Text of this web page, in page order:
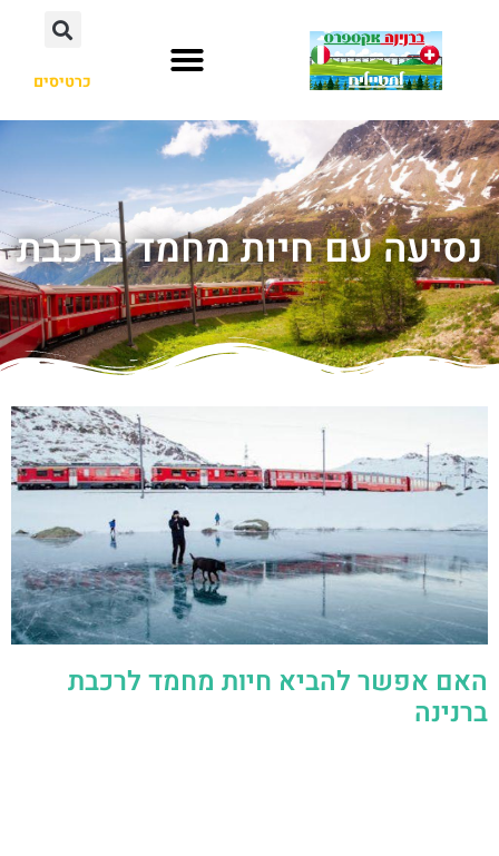
כרטיסים
נסיעה עם חיות מחמד ברכבת
האם אפשר להביא חיות מחמד לרכבת
ברנינה